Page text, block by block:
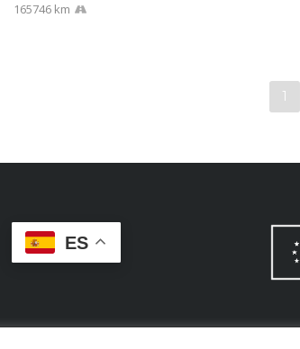
165746 km
1
ES